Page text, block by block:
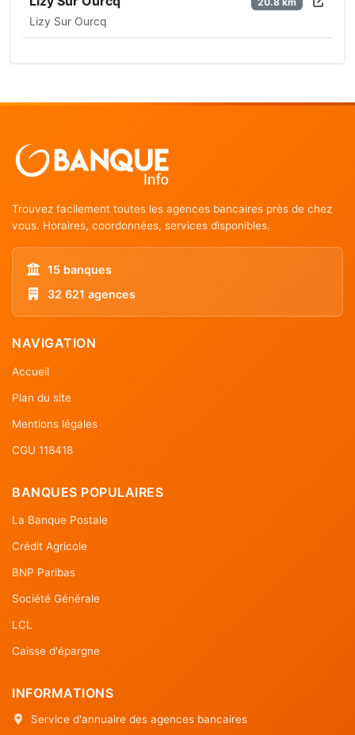
Lizy Sur Ourcq
Trouvez facilement toutes les agences bancaires près de chez
vous. Horaires, coordonnées, services disponibles.
15 banques
32 621 agences
NAVIGATION
Accueil
Plan du site
Mentions légales
CGU 118418
BANQUES POPULAIRES
La Banque Postale
Crédit Agricole
BNP Paribas
Société Générale
LCL
Caisse d'épargne
INFORMATIONS
Service d'annuaire des agences bancaires